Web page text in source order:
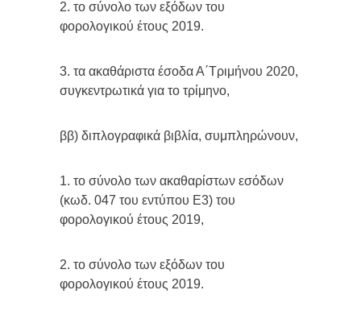
2. το σύνολο των εξόδων του
φορολογικού έτους 2019.
3. τα ακαθάριστα έσοδα Α΄Τριμήνου 2020,
συγκεντρωτικά για το τρίμηνο,
ββ) διπλογραφικά βιβλία, συμπληρώνουν,
1. το σύνολο των ακαθαρίστων εσόδων
(κωδ. 047 του εντύπου Ε3) του
φορολογικού έτους 2019,
2. το σύνολο των εξόδων του
φορολογικού έτους 2019.